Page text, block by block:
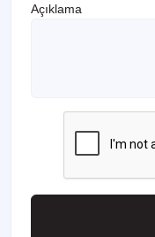
Açıklama